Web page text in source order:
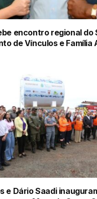
encontro regional do
de Vínculos e Família
e Dário Saadi